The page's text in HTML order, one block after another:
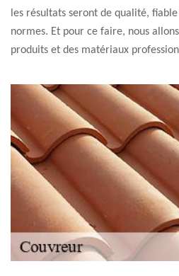
les résultats seront de qualité,
normes. Et pour ce faire, nous
produits et des matériaux